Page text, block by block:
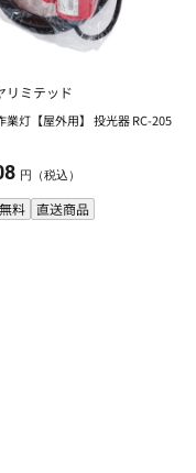
リミテッド
業灯【屋外用】 投光器 RC-205
円（税込）
料 直送商品